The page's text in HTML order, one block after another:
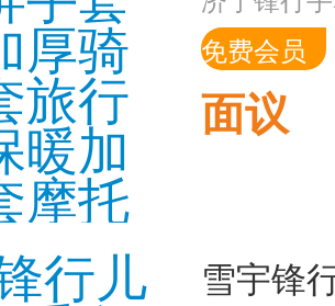
免费会员
面议